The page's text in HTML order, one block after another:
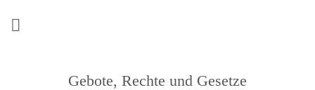
Gebote, Rechte und Gesetze